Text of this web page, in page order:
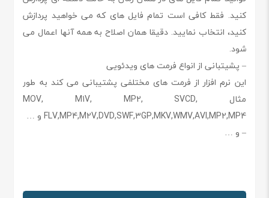
کنید. فقط کافی است تمام فایل های که می خواهید پردازش
کنید، انتخاب نمایید. دقیقا همان اصلاح به همه آنها اعمال می
شود.
– پشیتبانی از انواع فرمت های ویدئویی
این نرم افزار از فرمت های مختلفی پشتیبانی می کند به طور
مثال MOV, M1V, MP2, SVCD,
FLV,MP4,M2V,DVD,SWF,3GP,MKV,WMV,AVI,MP2,MP4 و …
– و …